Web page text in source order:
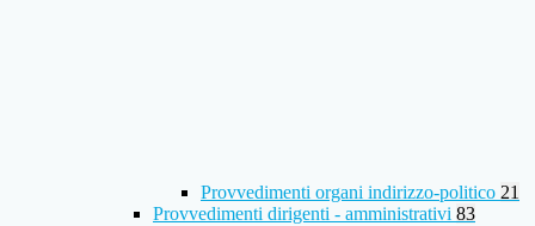
Provvedimenti organi indirizzo-politico 21
Provvedimenti dirigenti - amministrativi 83